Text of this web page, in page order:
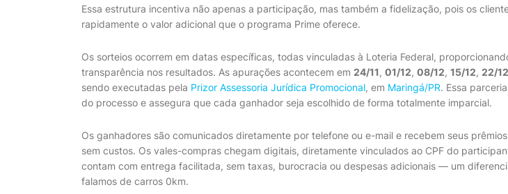
Essa estrutura incentiva não apenas a participação, mas também a fidelização, pois os
rapidamente o valor adicional que o programa Prime oferece.
Os sorteios ocorrem em datas específicas, todas vinculadas à Loteria Federal,
transparência nos resultados. As apurações acontecem em 24/11, 01/12, 08/12, 15/12, 22/12
sendo executadas pela Prizor Assessoria Jurídica Promocional, em Maringá/PR. Essa
do processo e assegura que cada ganhador seja escolhido de forma totalmente imparcial.
Os ganhadores são comunicados diretamente por telefone ou e-mail e recebem seus
sem custos. Os vales-compras chegam digitais, diretamente vinculados ao CPF do
contam com entrega facilitada, sem taxas, burocracia ou despesas adicionais — um
falamos de carros 0km.